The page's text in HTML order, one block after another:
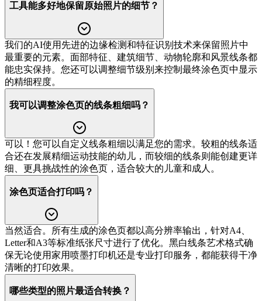
工具能多好地保留原始照片的细节？
我们的AI使用先进的边缘检测和特征识别技术来保留照片中
最重要的元素。面部特征、建筑细节、动物轮廓和风景线条都
能忠实保持。您还可以调整细节级别来控制最终涂色页中显示
的精细程度。
我可以调整涂色页的线条粗细吗？
可以！您可以自定义线条粗细以满足您的需求。较粗的线条适
合还在发展精细运动技能的幼儿，而较细的线条则能创建更详
细、更具挑战性的涂色页，适合较大的儿童和成人。
涂色页适合打印吗？
当然适合。所有生成的涂色页都以高分辨率输出，针对A4、
Letter和A3等标准纸张尺寸进行了优化。黑白线条艺术格式确
保无论使用家用喷墨打印机还是专业打印服务，都能获得干净
清晰的打印效果。
哪些类型的照片最适合转换？